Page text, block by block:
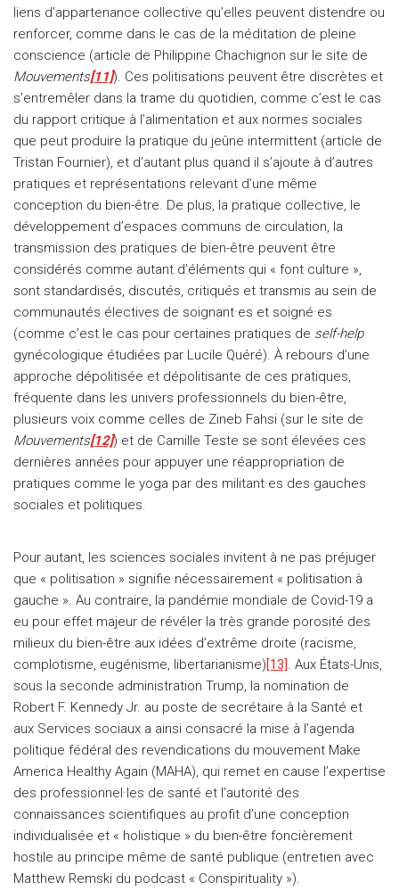
liens d’appartenance collective qu’elles peuvent distendre ou
renforcer, comme dans le cas de la méditation de pleine
conscience (article de Philippine Chachignon sur le site de
Mouvements[11]). Ces politisations peuvent être discrètes et
s’entremêler dans la trame du quotidien, comme c’est le cas
du rapport critique à l’alimentation et aux normes sociales
que peut produire la pratique du jeûne intermittent (article de
Tristan Fournier), et d’autant plus quand il s’ajoute à d’autres
pratiques et représentations relevant d’une même
conception du bien-être. De plus, la pratique collective, le
développement d’espaces communs de circulation, la
transmission des pratiques de bien-être peuvent être
considérés comme autant d’éléments qui « font culture »,
sont standardisés, discutés, critiqués et transmis au sein de
communautés électives de soignant·es et soigné·es
(comme c’est le cas pour certaines pratiques de self-help
gynécologique étudiées par Lucile Quéré). À rebours d’une
approche dépolitisée et dépolitisante de ces pratiques,
fréquente dans les univers professionnels du bien-être,
plusieurs voix comme celles de Zineb Fahsi (sur le site de
Mouvements[12]) et de Camille Teste se sont élevées ces
dernières années pour appuyer une réappropriation de
pratiques comme le yoga par des militant·es des gauches
sociales et politiques.
Pour autant, les sciences sociales invitent à ne pas préjuger
que « politisation » signifie nécessairement « politisation à
gauche ». Au contraire, la pandémie mondiale de Covid-19 a
eu pour effet majeur de révéler la très grande porosité des
milieux du bien-être aux idées d’extrême droite (racisme,
complotisme, eugénisme, libertarianisme)[13]. Aux États-Unis,
sous la seconde administration Trump, la nomination de
Robert F. Kennedy Jr. au poste de secrétaire à la Santé et
aux Services sociaux a ainsi consacré la mise à l’agenda
politique fédéral des revendications du mouvement Make
America Healthy Again (MAHA), qui remet en cause l’expertise
des professionnel·les de santé et l’autorité des
connaissances scientifiques au profit d’une conception
individualisée et « holistique » du bien-être foncièrement
hostile au principe même de santé publique (entretien avec
Matthew Remski du podcast « Conspirituality »).